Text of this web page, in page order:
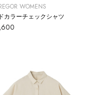
WOMENS
カラーチェックシャツ